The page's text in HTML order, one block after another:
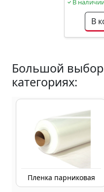
В
В
Большой выбор
категориях:
Пленка парниковая